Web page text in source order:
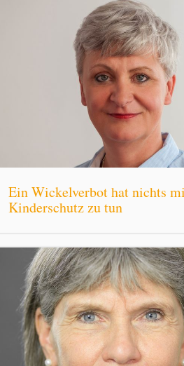
Ein Wickelverbot hat nichts
Kinderschutz zu tun